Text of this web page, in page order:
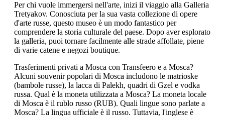
Per chi vuole immergersi nell'arte, inizi il viaggio alla Galleria
Tretyakov. Conosciuta per la sua vasta collezione di opere
d'arte russe, questo museo è un modo fantastico per
comprendere la storia culturale del paese. Dopo aver esplorato
la galleria, puoi tornare facilmente alle strade affollate, piene
di varie catene e negozi boutique.
Trasferimenti privati a Mosca con Transfeero e a Mosca?
Alcuni souvenir popolari di Mosca includono le matrioske
(bambole russe), la lacca di Palekh, quadri di Gzel e vodka
russa. Qual è la moneta utilizzata a Mosca? La moneta locale
di Mosca è il rublo russo (RUB). Quali lingue sono parlate a
Mosca? La lingua ufficiale è il russo. Tuttavia, l'inglese è